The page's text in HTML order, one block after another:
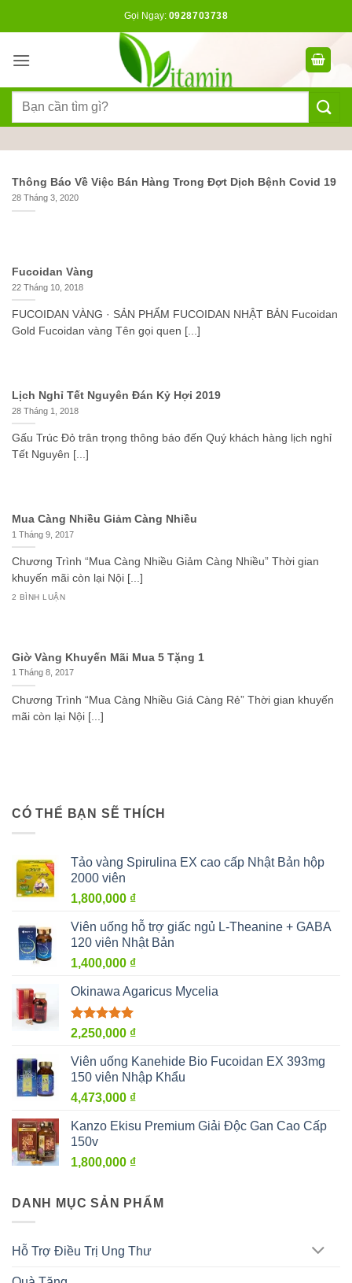
dung
Gọi Ngay: 0928703738
Tìm
Thông Báo Về Việc Bán Hàng Trong Đợt Dịch Bệnh Covid 19
28 Tháng 3, 2020
Fucoidan Vàng
22 Tháng 10, 2018
FUCOIDAN VÀNG · SẢN PHẨM FUCOIDAN NHẬT BẢN Fucoidan
Gold Fucoidan vàng Tên gọi quen [...]
Lịch Nghỉ Tết Nguyên Đán Kỷ Hợi 2019
28 Tháng 1, 2018
Gấu Trúc Đỏ trân trọng thông báo đến Quý khách hàng lịch nghỉ
Tết Nguyên [...]
Mua Càng Nhiều Giảm Càng Nhiều
1 Tháng 9, 2017
Chương Trình “Mua Càng Nhiều Giảm Càng Nhiều” Thời gian
khuyến mãi còn lại Nội [...]
2 BÌNH LUẬN
Giờ Vàng Khuyến Mãi Mua 5 Tặng 1
1 Tháng 8, 2017
Chương Trình “Mua Càng Nhiều Giá Càng Rẻ” Thời gian khuyến
mãi còn lại Nội [...]
CÓ THỂ BẠN SẼ THÍCH
Tảo vàng Spirulina EX cao cấp Nhật Bản hộp
2000 viên
1,800,000 ₫
Viên uống hỗ trợ giấc ngủ L-Theanine + GABA
120 viên Nhật Bản
1,400,000 ₫
Okinawa Agaricus Mycelia
Được xếp
5 sao
2,250,000 ₫
Viên uống Kanehide Bio Fucoidan EX 393mg
150 viên Nhập Khẩu
4,473,000 ₫
Kanzo Ekisu Premium Giải Độc Gan Cao Cấp
150v
1,800,000 ₫
DANH MỤC SẢN PHẨM
Hỗ Trợ Điều Trị Ung Thư